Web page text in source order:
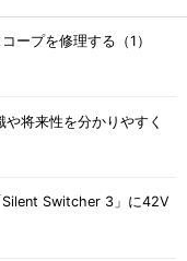
ープを修理する（1）
将来性を分かりやすく
Switcher 3」に42V